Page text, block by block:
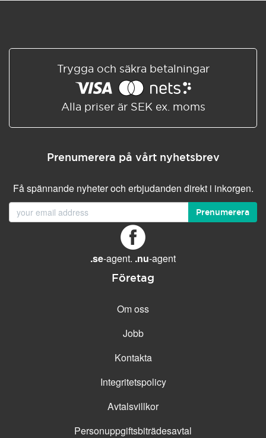
Trygga och säkra betalningar
Alla priser är SEK ex. moms
Prenumerera på vårt nyhetsbrev
Få spännande nyheter och erbjudanden direkt i inkorgen.
Prenumerera
.se-agent. .nu-agent
Företag
Om oss
Jobb
Kontakta
Integritetspolicy
Avtalsvillkor
Personuppgifts­biträdesavtal